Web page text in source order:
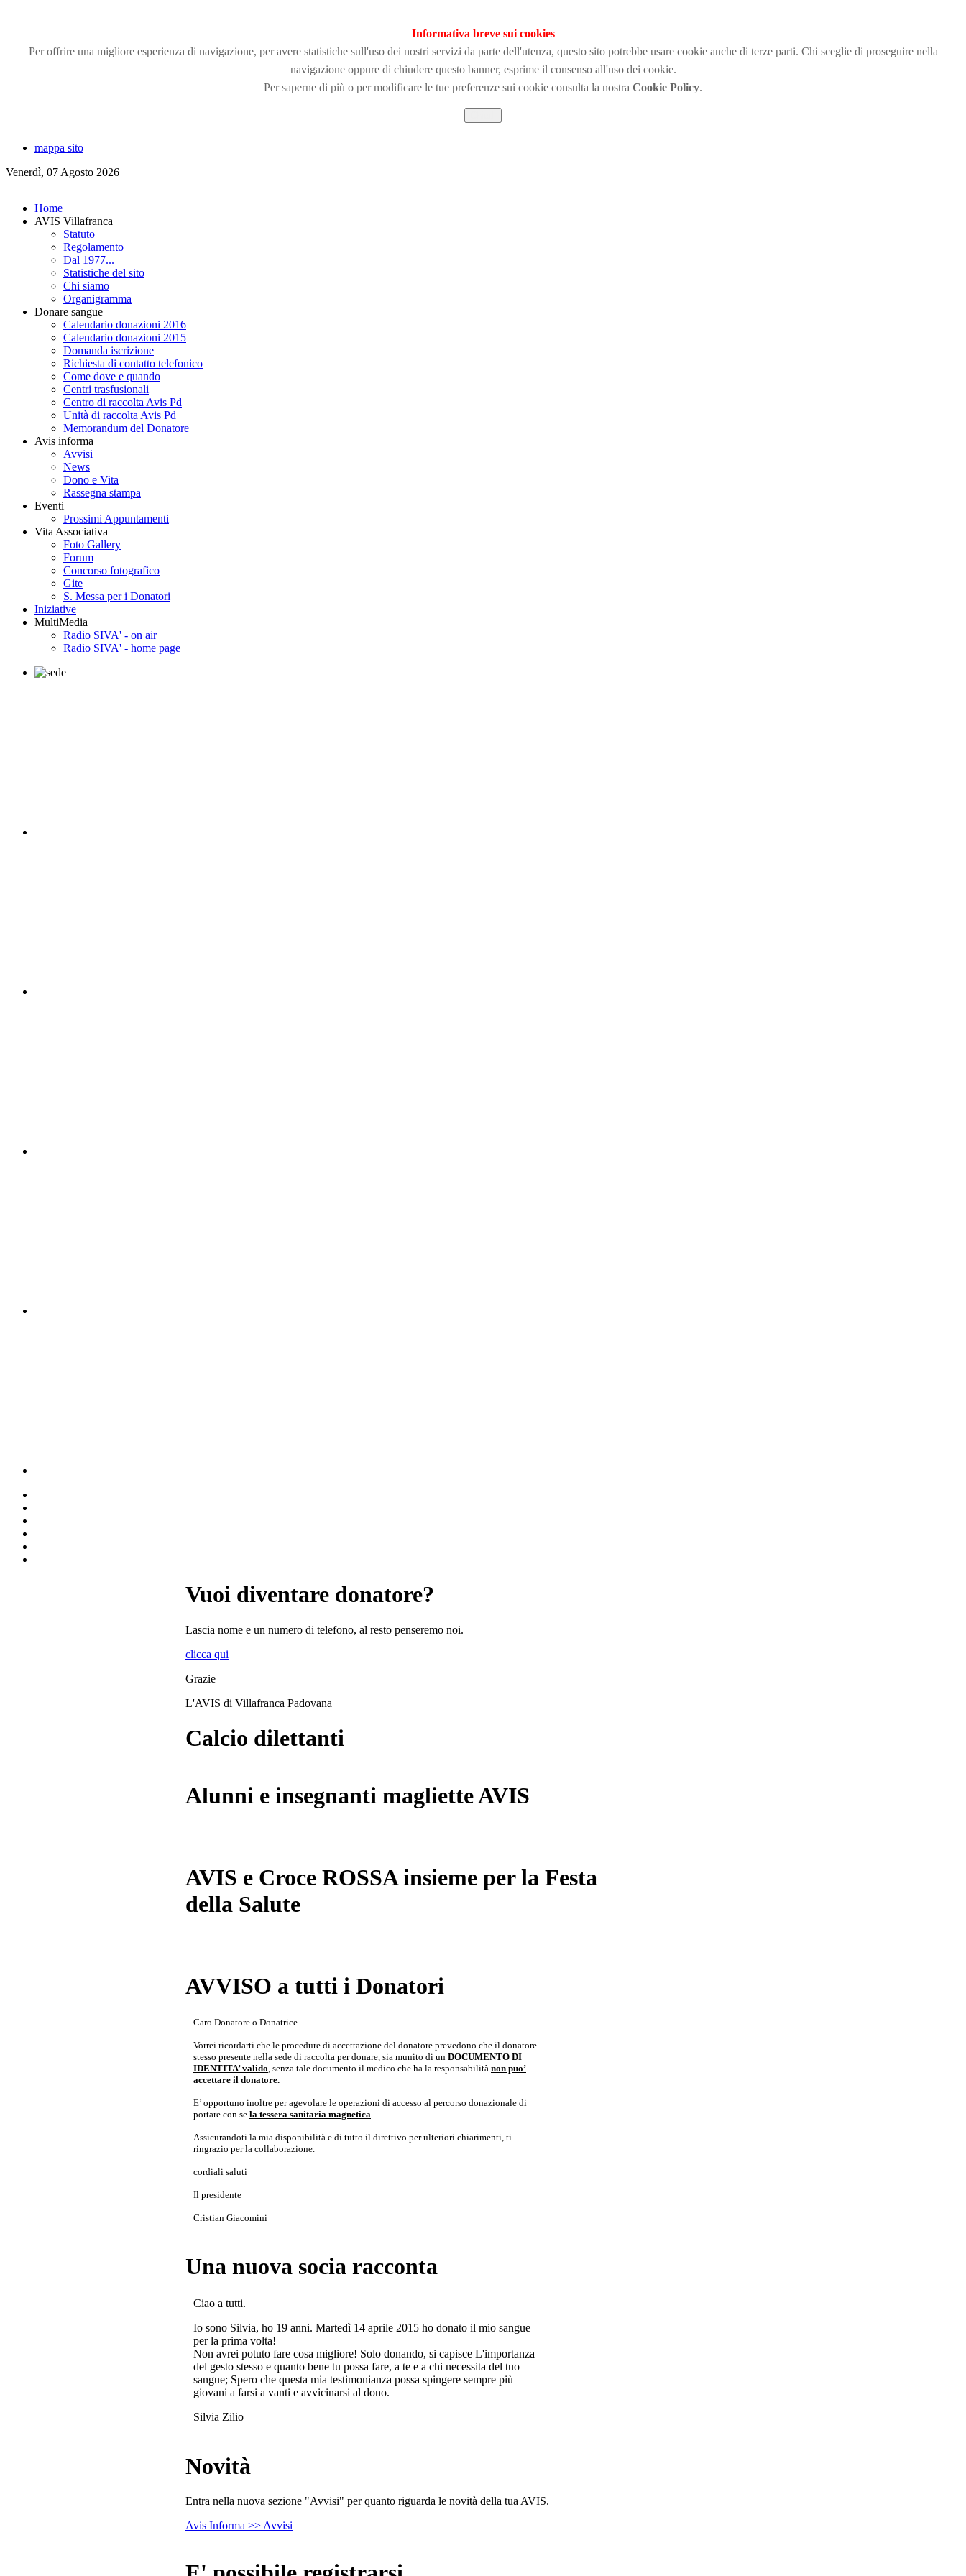
Informativa breve sui cookies
Per offrire una migliore esperienza di navigazione, per avere statistiche sull'uso dei nostri servizi da parte dell'utenza, questo sito potrebbe usare cookie anche di terze parti. Chi sceglie di proseguire nella
navigazione oppure di chiudere questo banner, esprime il consenso all'uso dei cookie.
Per saperne di più o per modificare le tue preferenze sui cookie consulta la nostra Cookie Policy.
mappa sito
Venerdì, 07 Agosto 2026
Home
AVIS Villafranca
Statuto
Regolamento
Dal 1977...
Statistiche del sito
Chi siamo
Organigramma
Donare sangue
Calendario donazioni 2016
Calendario donazioni 2015
Domanda iscrizione
Richiesta di contatto telefonico
Come dove e quando
Centri trasfusionali
Centro di raccolta Avis Pd
Unità di raccolta Avis Pd
Memorandum del Donatore
Avis informa
Avvisi
News
Dono e Vita
Rassegna stampa
Eventi
Prossimi Appuntamenti
Vita Associativa
Foto Gallery
Forum
Concorso fotografico
Gite
S. Messa per i Donatori
Iniziative
MultiMedia
Radio SIVA' - on air
Radio SIVA' - home page
Vuoi diventare donatore?
Lascia nome e un numero di telefono, al resto penseremo noi.
clicca qui
Grazie
L'AVIS di Villafranca Padovana
Calcio dilettanti
Alunni e insegnanti magliette AVIS
AVIS e Croce ROSSA insieme per la Festa
della Salute
AVVISO a tutti i Donatori
Caro Donatore o Donatrice
Vorrei ricordarti che le procedure di accettazione del donatore prevedono che il donatore
stesso presente nella sede di raccolta per donare, sia munito di un DOCUMENTO DI
IDENTITA’ valido, senza tale documento il medico che ha la responsabilità non puo’
accettare il donatore.
E’ opportuno inoltre per agevolare le operazioni di accesso al percorso donazionale di
portare con se la tessera sanitaria magnetica
Assicurandoti la mia disponibilità e di tutto il direttivo per ulteriori chiarimenti, ti
ringrazio per la collaborazione.
cordiali saluti
Il presidente
Cristian Giacomini
Una nuova socia racconta
Ciao a tutti.
Io sono Silvia, ho 19 anni. Martedì 14 aprile 2015 ho donato il mio sangue
per la prima volta!
Non avrei potuto fare cosa migliore! Solo donando, si capisce L'importanza
del gesto stesso e quanto bene tu possa fare, a te e a chi necessita del tuo
sangue; Spero che questa mia testimonianza possa spingere sempre più
giovani a farsi a vanti e avvicinarsi al dono.
Silvia Zilio
Novità
Entra nella nuova sezione "Avvisi" per quanto riguarda le novità della tua AVIS.
Avis Informa >> Avvisi